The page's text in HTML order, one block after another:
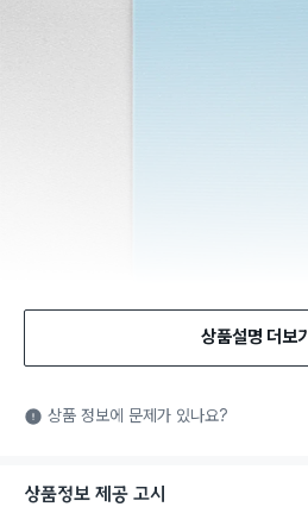
상품설명 더보기
상품 정보에 문제가 있나요?
상품정보 제공 고시